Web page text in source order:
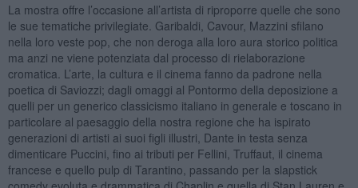
La mostra offre l’occasione all’artista di riproporre quelle che sono
le sue tematiche privilegiate. Garibaldi, Cavour, Mazzini sfilano
nella loro veste pop, che non deroga alla loro aura storico politica
ma anzi ne viene potenziata dal processo di rielaborazione
cromatica. L’arte, la cultura e il cinema fanno da padrone nella
poetica di Saviozzi; dagli omaggi al Pontormo della deposizione a
quelli per un generico classicismo italiano in generale e toscano in
particolare al paesaggio della nostra regione che ha ispirato
generazioni di artisti ai suoi figli illustri, Dante in testa senza
dimenticare Puccini, fino ai tributi per Fellini, Truffaut, il cinema
francese e quello pulp di Tarantino, passando per la slapstick